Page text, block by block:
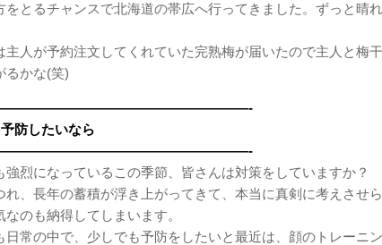
をとるチャンスで北海道の帯広へ行ってきました。ずっと晴
主人が予約注文してくれていた完熟梅が届いたので主人と梅干
るかな(笑)
防したいなら
強烈になっているこの季節、皆さんは対策をしていますか？
れ、長年の蓄積が浮き上がってきて、本当に真剣に考えさせ
のも納得してしまいます。
日常の中で、少しでも予防をしたいと最近は、顔のトレーニ